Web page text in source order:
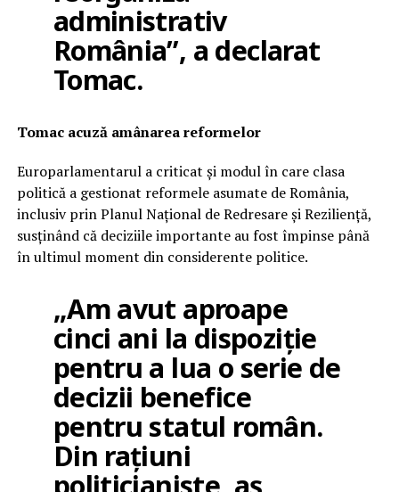
administrativ
România”, a declarat
Tomac.
Tomac acuză amânarea reformelor
Europarlamentarul a criticat și modul în care clasa
politică a gestionat reformele asumate de România,
inclusiv prin Planul Național de Redresare și Reziliență,
susținând că deciziile importante au fost împinse până
în ultimul moment din considerente politice.
„Am avut aproape
cinci ani la dispoziție
pentru a lua o serie de
decizii benefice
pentru statul român.
Din rațiuni